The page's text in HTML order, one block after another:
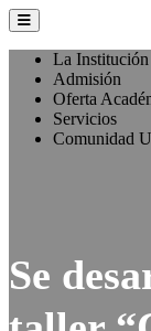
La Institución
Admisión
Oferta
Servicios
Comunidad
Se